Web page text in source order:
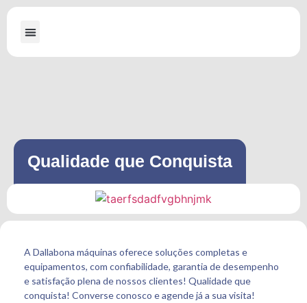
Qualidade que Conquista
A Dallabona máquinas oferece soluções completas e
equipamentos, com confiabilidade, garantia de desempenho
e satisfação plena de nossos clientes! Qualidade que
conquista! Converse conosco e agende já a sua visita!⠀